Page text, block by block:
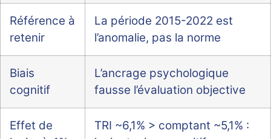
Référence à
retenir
La période 2015-2022 est
l’anomalie, pas la norme
Biais
cognitif
L’ancrage psychologique
fausse l’évaluation objective
Effet de
TRI ~6,1% > comptant ~5,1% :